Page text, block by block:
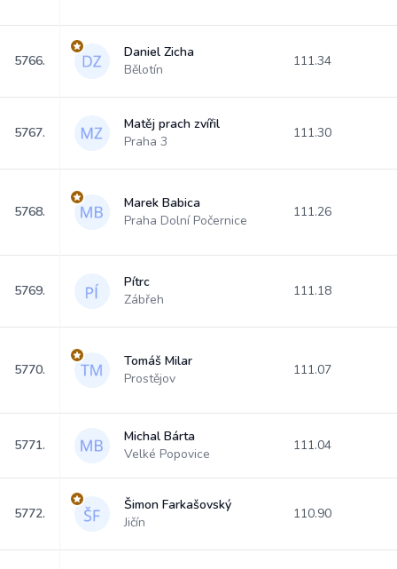
5766.
Daniel Zicha
Bělotín
111.34
5767.
Matěj prach zvířil
Praha 3
111.30
5768.
Marek Babica
Praha Dolní Počernice
111.26
5769.
Pítrc
Zábřeh
111.18
5770.
Tomáš Milar
Prostějov
111.07
5771.
Michal Bárta
Velké Popovice
111.04
5772.
Šimon Farkašovský
Jičín
110.90